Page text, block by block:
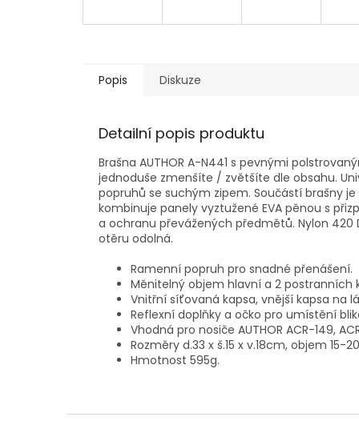
Popis Diskuze
Detailní popis produktu
Brašna AUTHOR A-N441 s pevnými
jednoduše zmenšíte / zvětšíte dle obsahu.
popruhů se suchým zipem. Součástí brašny
kombinuje panely vyztužené EVA pěnou s
a ochranu převážených předmětů. Nylon 420
otěru odolná.
Ramenní popruh pro snadné přenášení.
Měnitelný objem hlavní a 2 postranních
Vnitřní síťovaná kapsa, vnější kapsa na
Reflexní doplňky a očko pro umístění
Vhodná pro nosiče AUTHOR ACR-149,
Rozměry d.33 x š.15 x v.18cm, objem 15-
Hmotnost 595g.